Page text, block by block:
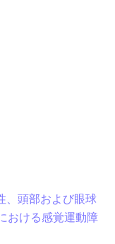
、頭部および眼球
おける感覚運動障